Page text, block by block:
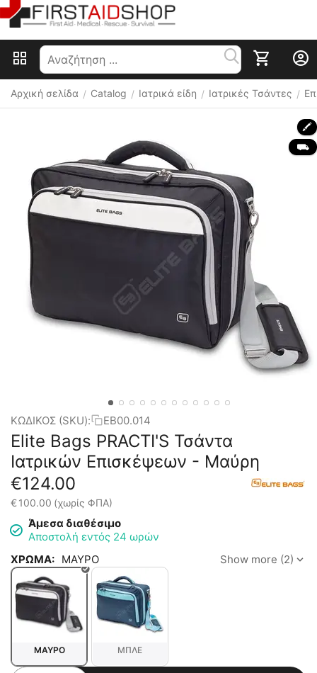
Αρχική σελίδα / Catalog / Ιατρικά είδη / Ιατρικές Τσάντες /
🖍
⛟
ΚΩΔΙΚΟΣ (SKU): EB00.014
Elite Bags PRACTI'S Τσάντα
Ιατρικών Επισκέψεων - Μαύρη
€124.00
€100.00 (χωρίς ΦΠΑ)
Άμεσα διαθέσιμο
Αποστολή εντός 24 ωρών
ΧΡΩΜΑ: ΜΑΥΡΟ Show more (2)
ΜΑΥΡΟ ΜΠΛΕ